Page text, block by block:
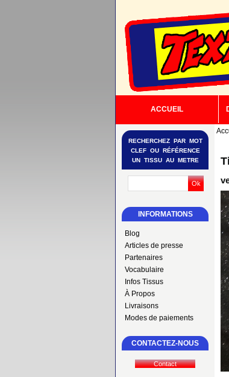
ACCUEIL
INFORMATIONS
Blog
Articles de presse
Partenaires
Vocabulaire
Infos Tissus
À Propos
Livraisons
Modes de paiements
RECHERCHEZ PAR MOT
CLEF OU RÉFÉRENCE
UN TISSU AU METRE
CONTACTEZ-NOUS